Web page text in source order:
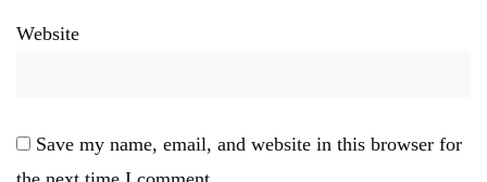
Website
Save my name, email, and website in this browser for